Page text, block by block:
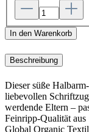
In den Warenkorb
Beschreibung
Dieser süße
liebevollen
werdende Eltern –
Feinripp-Qualität
Global Organic